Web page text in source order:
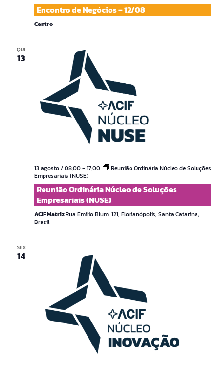
Encontro de Negócios – 12/08
Centro
QUI
13
13 agosto / 08:00- 17:00
Reunião Ordinária Núcleo de Soluções
Empresariais (NUSE)
Reunião Ordinária Núcleo de Soluções
Empresariais (NUSE)
ACIF MatrizRua Emilio Blum, 121, Florianópolis, Santa Catarina,
Brasil
SEX
14